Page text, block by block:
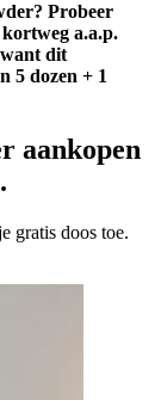
Probeer
a.a.p.
dit
5 dozen + 1
aankopen
gratis doos toe.